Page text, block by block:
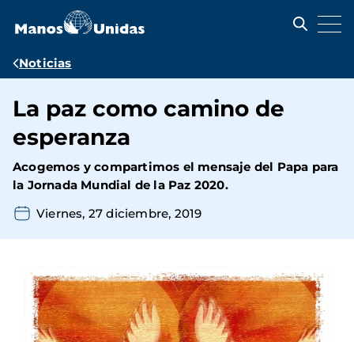
contenido
Ruta
navegación
Noticias
La paz como camino de
esperanza
Acogemos y compartimos el mensaje del Papa para
la Jornada Mundial de la Paz 2020.
Viernes, 27 diciembre, 2019